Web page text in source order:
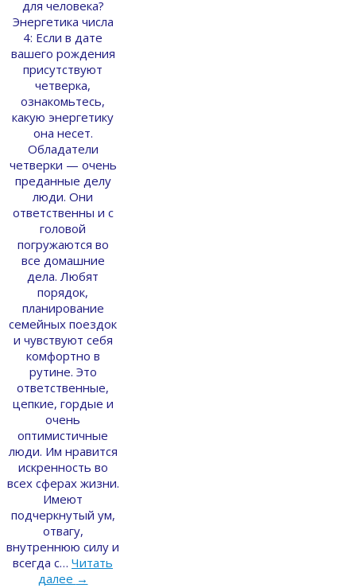
для человека?
Энергетика числа
4: Если в дате
вашего рождения
присутствуют
четверка,
ознакомьтесь,
какую энергетику
она несет.
Обладатели
четверки — очень
преданные делу
люди. Они
ответственны и с
головой
погружаются во
все домашние
дела. Любят
порядок,
планирование
семейных поездок
и чувствуют себя
комфортно в
рутине. Это
ответственные,
цепкие, гордые и
очень
оптимистичные
люди. Им нравится
искренность во
всех сферах жизни.
Имеют
подчеркнутый ум,
отвагу,
внутреннюю силу и
всегда с… Читать
далее →